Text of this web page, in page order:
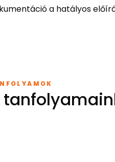
a hatályos